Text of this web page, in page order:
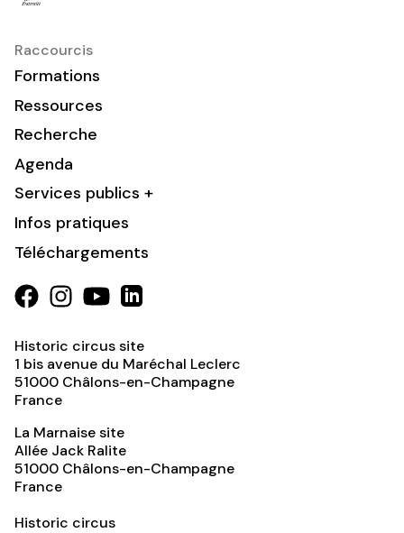
Raccourcis
Formations
Ressources
Recherche
Agenda
Services publics +
Infos pratiques
Téléchargements
Historic circus site
1 bis avenue du Maréchal Leclerc
51000 Châlons-en-Champagne
France
La Marnaise site
Allée Jack Ralite
51000 Châlons-en-Champagne
France
Historic circus